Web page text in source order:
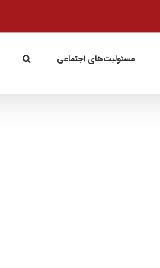
مسئولیت‌های اجتماعی